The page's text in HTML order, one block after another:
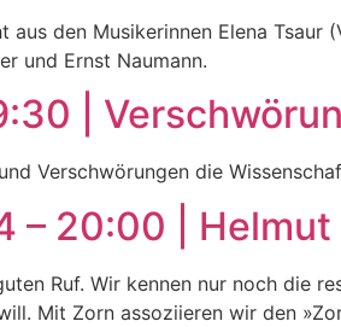
aus den Musikerinnen Elena
und Ernst Naumann.
|
Verschwörungen die
– 20:00 | Helmut
Ruf. Wir kennen nur noch die
Mit Zorn assoziieren wir den